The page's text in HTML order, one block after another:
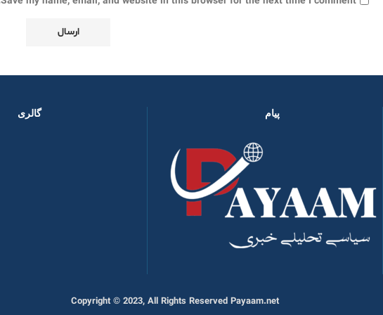
پیام گالری
Copyright © 2023, All Rights Reserved Payaam.net